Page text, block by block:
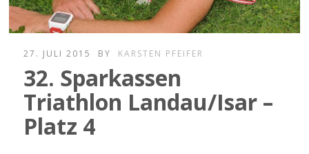
27. JULI 2015 BY KARSTEN PFEIFER
32. Sparkassen
Triathlon Landau/Isar –
Platz 4